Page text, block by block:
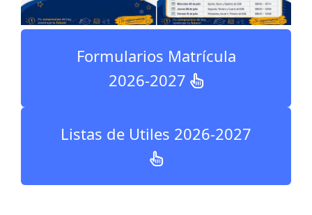
Formularios Matrícula
2026-2027
Listas de Utiles 2026-2027